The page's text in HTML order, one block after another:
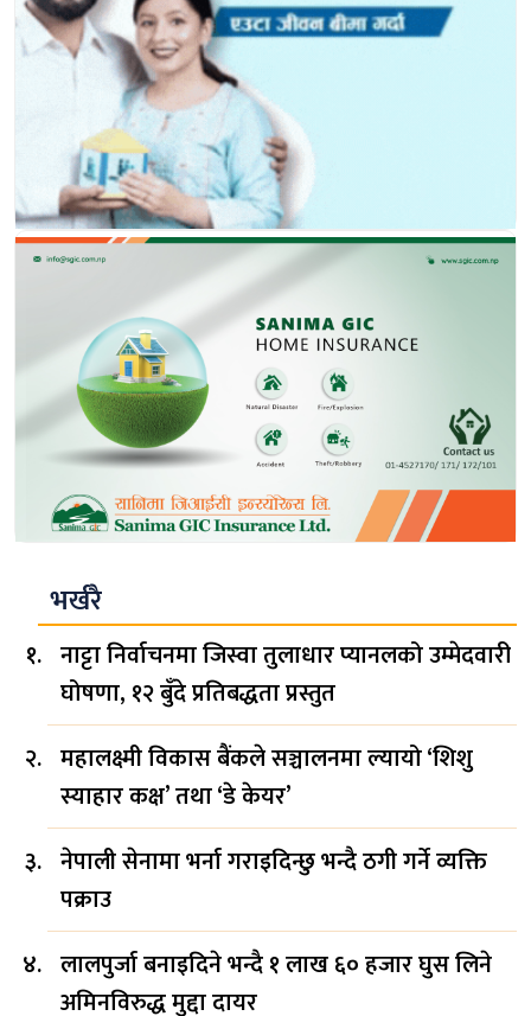
भर्खरै
नाट्टा निर्वाचनमा जिस्वा तुलाधार प्यानलको उम्मेदवारी
घोषणा, १२ बुँदे प्रतिबद्धता प्रस्तुत
महालक्ष्मी विकास बैंकले सञ्चालनमा ल्यायो ‘शिशु
स्याहार कक्ष’ तथा ‘डे केयर’
नेपाली सेनामा भर्ना गराइदिन्छु भन्दै ठगी गर्ने व्यक्ति
पक्राउ
लालपुर्जा बनाइदिने भन्दै १ लाख ६० हजार घुस लिने
अमिनविरुद्ध मुद्दा दायर